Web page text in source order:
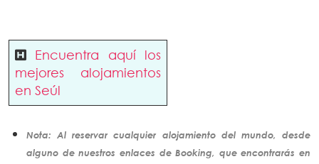
Encuentra aquí los
mejores alojamientos
en Seúl
Nota: Al reservar cualquier alojamiento del mundo, desde
alguno de nuestros enlaces de Booking, que encontrarás en